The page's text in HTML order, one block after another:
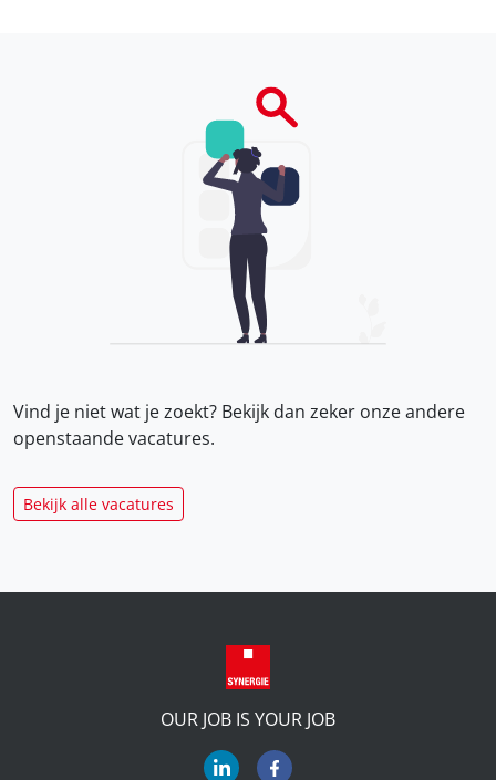
Vind je niet wat je zoekt? Bekijk dan zeker onzeandere
openstaande vacatures.
Bekijk alle vacatures
OUR JOB IS YOUR JOB